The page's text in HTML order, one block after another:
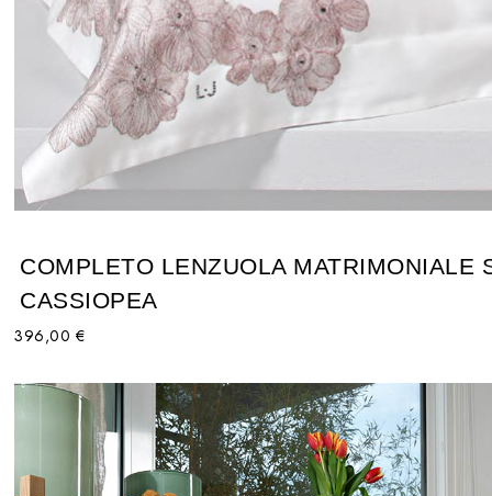
COMPLETO LENZUOLA MATRIMONIALE
CASSIOPEA
396,00 €